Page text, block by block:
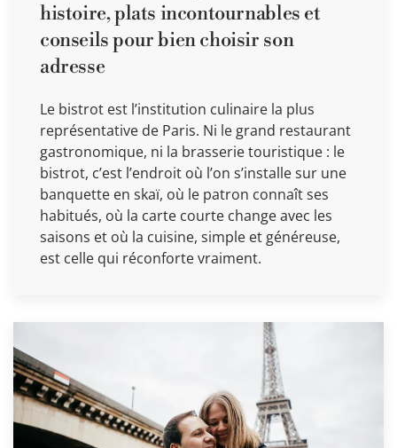
histoire, plats incontournables et
conseils pour bien choisir son
adresse
Le bistrot est l’institution culinaire la plus
représentative de Paris. Ni le grand restaurant
gastronomique, ni la brasserie touristique : le
bistrot, c’est l’endroit où l’on s’installe sur une
banquette en skaï, où le patron connaît ses
habitués, où la carte courte change avec les
saisons et où la cuisine, simple et généreuse,
est celle qui réconforte vraiment.